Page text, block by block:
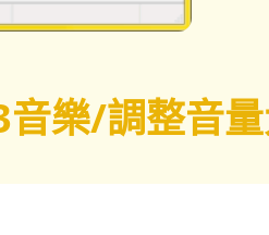
樂/調整音